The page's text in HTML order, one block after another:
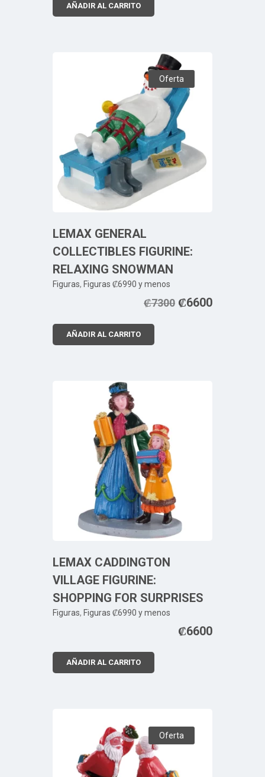
AÑADIR AL CARRITO
Oferta
LEMAX GENERAL
COLLECTIBLES FIGURINE:
RELAXING SNOWMAN
Figuras, Figuras ₡6990 y menos
₡7300 ₡6600
AÑADIR AL CARRITO
LEMAX CADDINGTON
VILLAGE FIGURINE:
SHOPPING FOR SURPRISES
Figuras, Figuras ₡6990 y menos
₡6600
AÑADIR AL CARRITO
Oferta